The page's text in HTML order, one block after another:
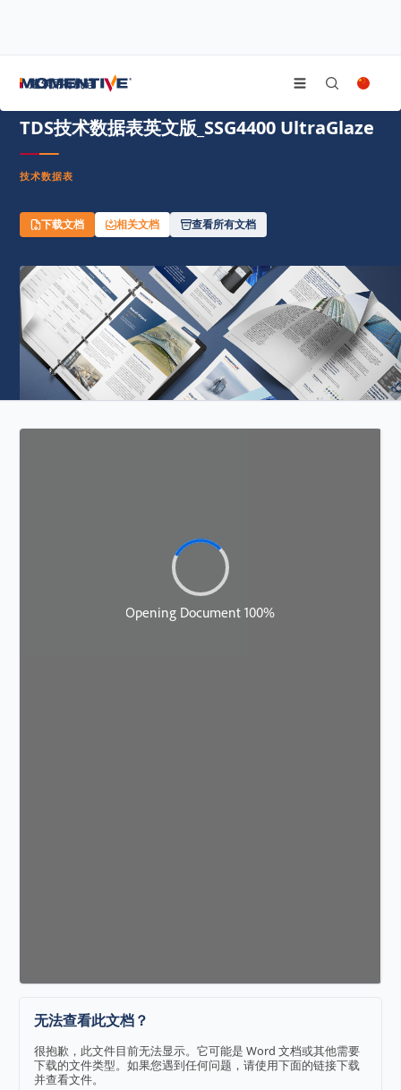
建筑用有机硅
文件中心
TDS技术数据表英文版_SSG4400 UltraGlaze
技术数据表
下载文档 相关文档 查看所有文档
无法查看此文档？
很抱歉，此文件目前无法显示。它可能是 Word 文档或其他需要
下载的文件类型。如果您遇到任何问题，请使用下面的链接下载
并查看文件。